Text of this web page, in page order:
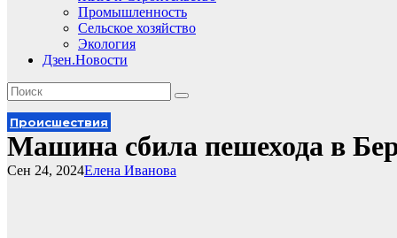
Промышленность
Сельское хозяйство
Экология
Дзен.Новости
Происшествия
Машина сбила пешехода в
Елена Иванова
Сен 24, 2024